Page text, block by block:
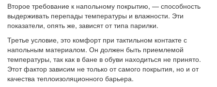
Второе требование к напольному покрытию, — способность
выдерживать перепады температуры и влажности. Эти
показатели, опять же, зависят от типа парилки.
Третье условие, это комфорт при тактильном контакте с
напольным материалом. Он должен быть приемлемой
температуры, так как в бане в обуви находиться не принято.
Этот фактор зависим не только от самого покрытия, но и от
качества теплоизоляционного барьера.